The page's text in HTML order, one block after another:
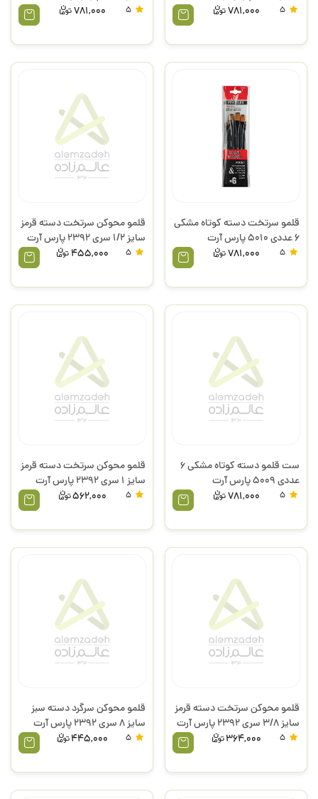
781,000
781,000
قلمو سرتخت دسته کوتاه مشکی
6 عددی 5010 پارس آرت
781,000
قلمو محوکن سرتخت دسته قرمز
سایز 1/2 سری 2392 پارس آرت
455,000
ست قلمو دسته کوتاه مشکی 6
عددی 5009 پارس آرت
781,000
قلمو محوکن سرتخت دسته قرمز
سایز 1 سری 2392 پارس آرت
562,000
قلمو محوکن سرتخت دسته قرمز
سایز 3/8 سری 2392 پارس آرت
364,000
قلمو محوکن سرگرد دسته سبز
سایز 8 سری 2392 پارس آرت
445,000